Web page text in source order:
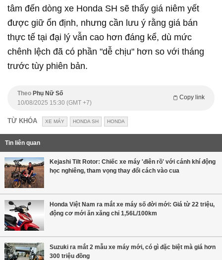
tâm đến dòng xe Honda SH sẽ thấy giá niêm yết
được giữ ổn định, nhưng cần lưu ý rằng giá bán
thực tế tại đại lý vẫn cao hơn đáng kể, dù mức
chênh lệch đã có phần "dễ chịu" hơn so với tháng
trước tùy phiên bản.
Theo Phụ Nữ Số
Copy link
10/08/2025 15:30 (GMT +7)
TỪ KHÓA XE MÁY HONDA SH HONDA
Tin liên quan
Kejashi Tilt Rotor: Chiếc xe máy 'điên rồ' với cánh khí động
học nghiêng, tham vọng thay đổi cách vào cua
Honda Việt Nam ra mắt xe máy số đời mới: Giá từ 22 triệu,
động cơ mới ăn xăng chỉ 1,56L/100km
Suzuki ra mắt 2 mẫu xe máy mới, có gì đặc biệt mà giá hơn
300 triệu đồng